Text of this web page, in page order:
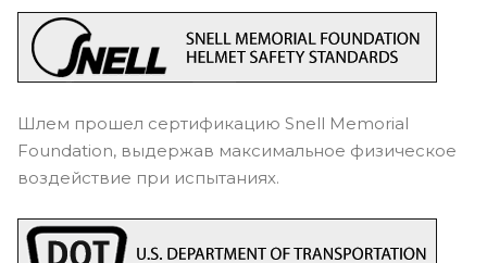
Шлем прошел сертификацию Snell Memorial
Foundation, выдержав максимальное физическое
воздействие при испытаниях.